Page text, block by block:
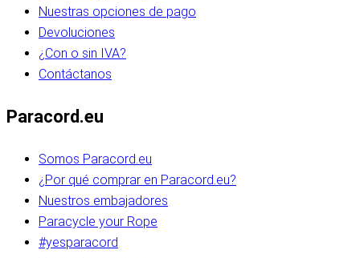
Nuestras opciones de pago
Devoluciones
¿Con o sin IVA?
Contáctanos
Paracord.eu
Somos Paracord.eu
¿Por qué comprar en Paracord.eu?
Nuestros embajadores
Paracycle your Rope
#yesparacord